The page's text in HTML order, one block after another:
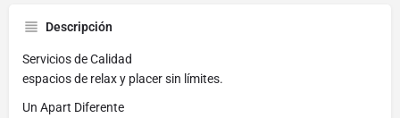
Descripción
Servicios de Calidad
espacios de relax y placer sin límites.
Un Apart Diferente